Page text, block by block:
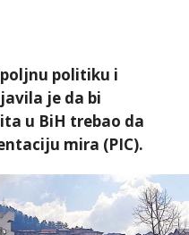
politiku i
je da bi
u BiH trebao da
mira (PIC).